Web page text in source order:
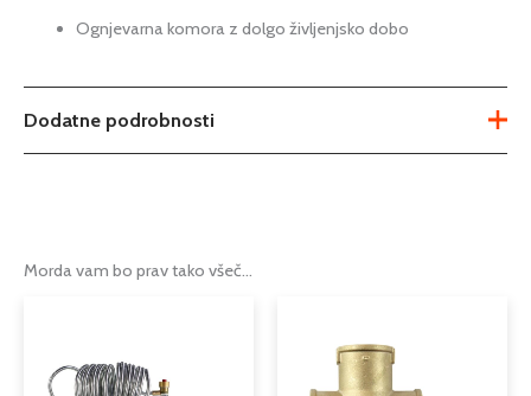
Ognjevarna komora z dolgo življenjsko dobo
Dodatne podrobnosti
Izkoristek
Morda vam bo prav tako všeč…